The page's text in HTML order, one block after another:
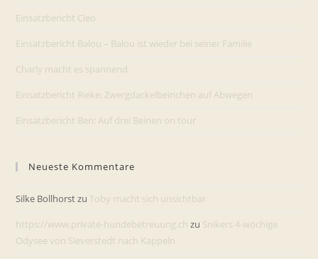
Einsatzbericht Cleo
Einsatzbericht Balou – Balou ist wieder bei seiner Familie
Charly macht es spannend
Einsatzbericht Rieke: Zwergdackelbeinchen auf Abwegen
Einsatzbericht Ben: Auf drei Beinen on tour
Neueste Kommentare
Silke BollhorstzuToby macht sich unsichtbar
https://www.private-hundebetreuung.ch zu Snikers 4-wöchige
Odysee von Sieverstedt nach Kappeln